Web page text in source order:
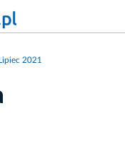
2021